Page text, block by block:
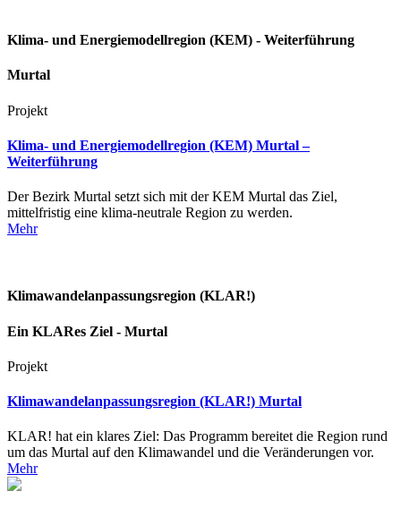
Klima- und Energiemodellregion (KEM) - Weiterführung
Murtal
Projekt
Klima- und Energiemodellregion (KEM) Murtal –
Weiterführung
Der Bezirk Murtal setzt sich mit der KEM Murtal das Ziel,
mittelfristig eine klima-neutrale Region zu werden.
Mehr
Klimawandelanpassungsregion (KLAR!)
Ein KLARes Ziel - Murtal
Projekt
Klimawandelanpassungsregion (KLAR!) Murtal
KLAR! hat ein klares Ziel: Das Programm bereitet die Region rund
um das Murtal auf den Klimawandel und die Veränderungen vor.
Mehr